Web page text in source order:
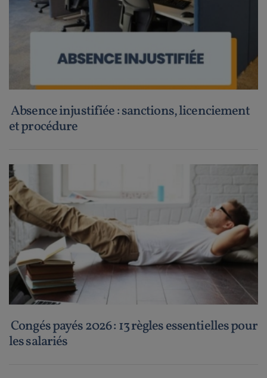
Absence injustifiée : sanctions, licenciement
et procédure
Congés payés 2026 : 13 règles essentielles pour
les salariés